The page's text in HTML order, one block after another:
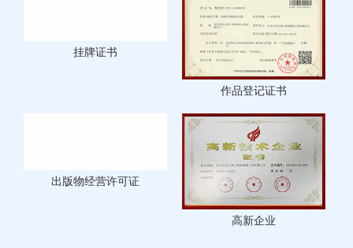
作品登记证书
出版物经营许可证
高新企业